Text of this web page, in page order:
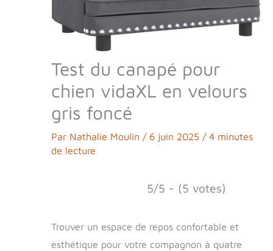
Test du canapé pour
chien vidaXL en velours
gris foncé
Par Nathalie Moulin / 6 juin 2025 / 4 minutes
de lecture
5/5 - (5 votes)
Trouver un espace de repos confortable et
esthétique pour votre compagnon à quatre